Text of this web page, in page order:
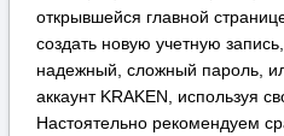
Важные меры безопасности
Используйте только свежие
зеркал KRAKEN могут
работоспособности и